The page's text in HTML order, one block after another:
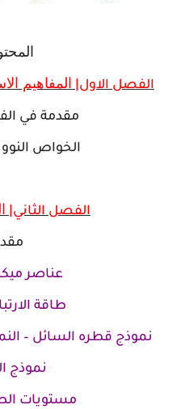
الفصل الاول|المفاهيم
مقدمة في
الخواص
الفصل الثاني|
عناصر
طاقة
نموذج قطره السائل –
نموذج
مستويات